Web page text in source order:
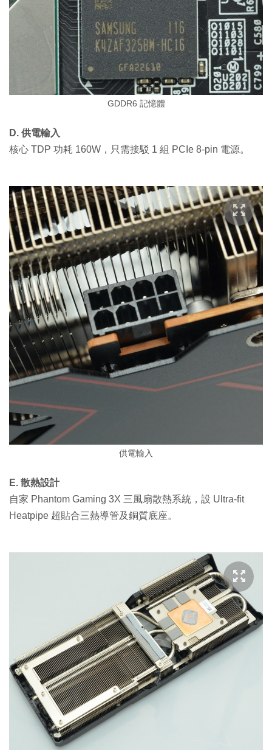
GDDR6 記憶體
D. 供電輸入
核心 TDP 功耗 160W，只需接駁 1 組 PCIe 8-pin 電源。
供電輸入
E. 散熱設計
自家 Phantom Gaming 3X 三風扇散熱系統，設 Ultra-fit
Heatpipe 超貼合三熱導管及銅質底座。